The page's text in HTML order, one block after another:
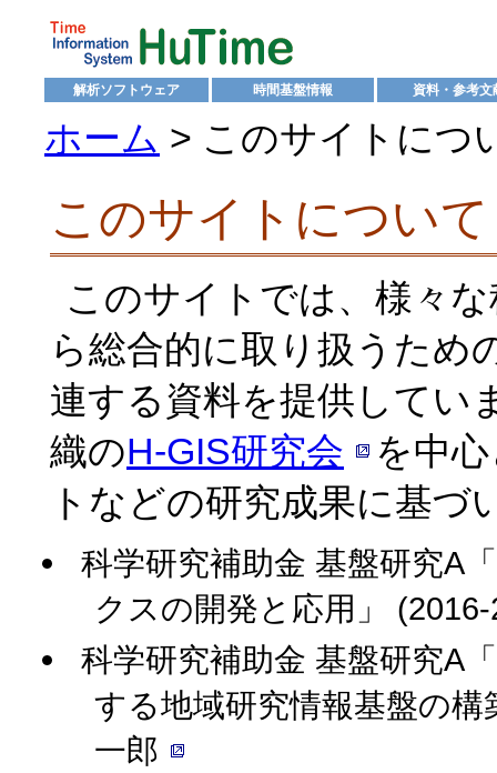
解析ソフトウェア 時間基盤情報 資料・参考文
ホーム > このサイトにつ
このサイトについて
このサイトでは、様々
ら総合的に取り扱うため
連する資料を提供してい
織のH-GIS研究会
を中
トなどの研究成果に基づ
科学研究補助金 基盤研究A
クスの開発と応用」
科学研究補助金 基盤研究A
する地域研究情報基盤の
一郎